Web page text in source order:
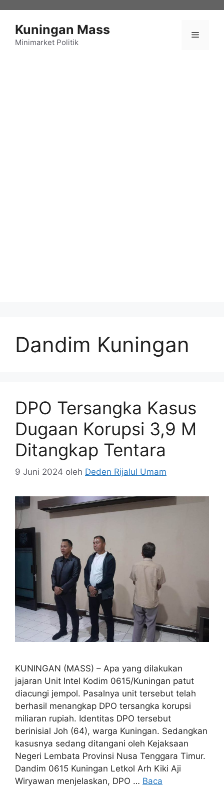
Kuningan Mass
Minimarket Politik
Menu
Dandim Kuningan
DPO Tersangka Kasus
Dugaan Korupsi 3,9 M
Ditangkap Tentara
9 Juni 2024 oleh Deden Rijalul Umam
KUNINGAN (MASS) – Apa yang dilakukan
jajaran Unit Intel Kodim 0615/Kuningan patut
diacungi jempol. Pasalnya unit tersebut telah
berhasil menangkap DPO tersangka korupsi
miliaran rupiah. Identitas DPO tersebut
berinisial Joh (64), warga Kuningan. Sedangkan
kasusnya sedang ditangani oleh Kejaksaan
Negeri Lembata Provinsi Nusa Tenggara Timur.
Dandim 0615 Kuningan Letkol Arh Kiki Aji
Wiryawan menjelaskan, DPO … Baca